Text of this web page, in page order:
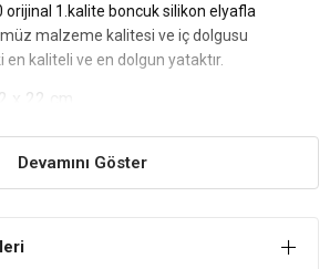
orijinal 1.kalite boncuk silikon elyafla
malzeme kalitesi ve iç dolgusu
en kaliteli ve en dolgun yataktır.
x 22 cm
Zebra MediumYatakYararları
sunar. Yıllar geçse de köpekleriniz büyük
Devamını Göster